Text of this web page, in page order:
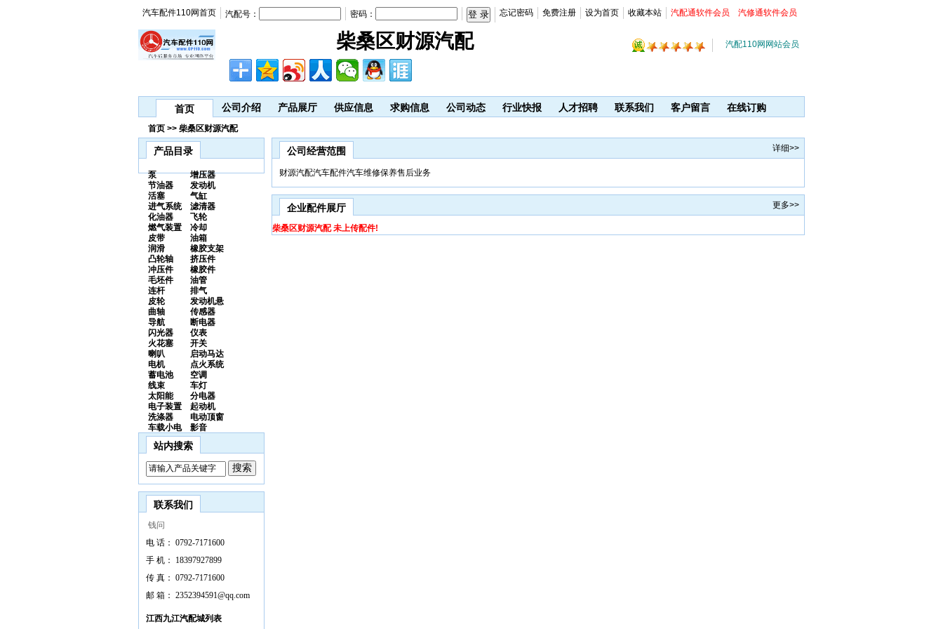
柴桑区财源汽配 汽配110网网站会员
汽车配件110网首页 汽配号： 密码： 忘记密码 免费注册 设为首页 收藏本站 汽配通软件会员 汽修通软件会员
首页 公司介绍 产品展厅 供应信息 求购信息 公司动态 行业快报 人才招聘 联系我们 客户留言 在线订购
首页 >> 柴桑区财源汽配
产品目录
泵
增压器
节油器
发动机
活塞
气缸
进气系统
滤清器
化油器
飞轮
燃气装置
冷却
皮带
油箱
润滑
橡胶支架
凸轮轴
挤压件
冲压件
橡胶件
毛坯件
油管
连杆
排气
皮轮
发动机悬
曲轴
传感器
导航
断电器
闪光器
仪表
火花塞
开关
喇叭
启动马达
电机
点火系统
蓄电池
空调
线束
车灯
太阳能
分电器
电子装置
起动机
洗涤器
电动顶窗
车载小电
影音
站内搜索
联系我们
钱问
电 话： 0792-7171600
手 机：
18397927899
传 真： 0792-7171600
邮 箱： 2352394591@qq.com
江西九江汽配城列表
公司经营范围 详细>>
财源汽配汽车配件汽车维修保养售后业务
企业配件展厅 更多>>
柴桑区财源汽配 未上传配件!